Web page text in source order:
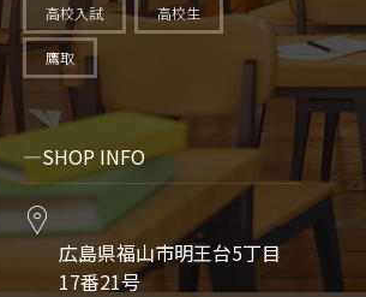
高校入試 高校生
鷹取
SHOP INFO
広島県福山市明王台5丁目
17番21号